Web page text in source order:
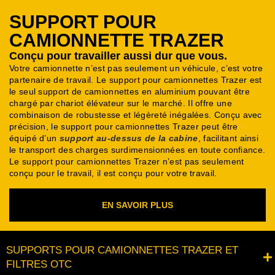
SUPPORT POUR
CAMIONNETTE TRAZER
Conçu pour travailler aussi dur que vous.
Votre camionnette n’est pas seulement un véhicule, c’est votre
partenaire de travail. Le support pour camionnettes Trazer est
le seul support de camionnettes en aluminium pouvant être
chargé par chariot élévateur sur le marché. Il offre une
combinaison de robustesse et légèreté inégalées. Conçu avec
précision, le support pour camionnettes Trazer peut être
équipé d’un support au-dessus de la cabine , facilitant ainsi
le transport des charges surdimensionnées en toute confiance.
Le support pour camionnettes Trazer n’est pas seulement
conçu pour le travail, il est conçu pour votre travail.
EN SAVOIR PLUS
SUPPORTS POUR CAMIONNETTES TRAZER ET
FILTRES OTC